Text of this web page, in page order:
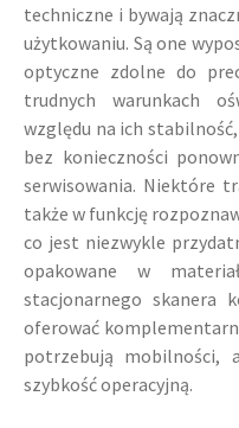
techniczne i bywają
użytkowaniu. Są one
optyczne zdolne do
trudnych warunkach
względu na ich
bez konieczności
serwisowania. Niektóre
także w funkcję
co jest niezwykle
opakowane w
stacjonarnego skanera
oferować
potrzebują mobilności,
szybkość operacyjną.